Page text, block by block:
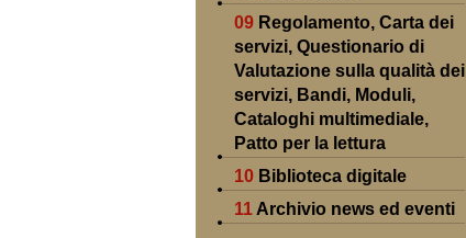
09 Regolamento, Carta dei
servizi, Questionario di
Valutazione sulla qualità dei
servizi, Bandi, Moduli,
Cataloghi multimediale,
Patto per la lettura
10 Biblioteca digitale
11 Archivio news ed eventi